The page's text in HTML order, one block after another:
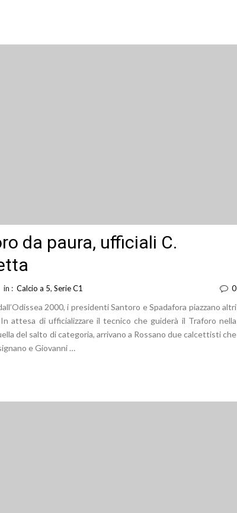
da paura, ufficiali C.
in : Calcio a 5, Serie C1 0
2000, i presidenti Santoro e Spadafora piazzano altri
attesa di ufficializzare il tecnico che guiderà il Traforo nella
del salto di categoria, arrivano a Rossano due calcettisti che
e Giovanni …